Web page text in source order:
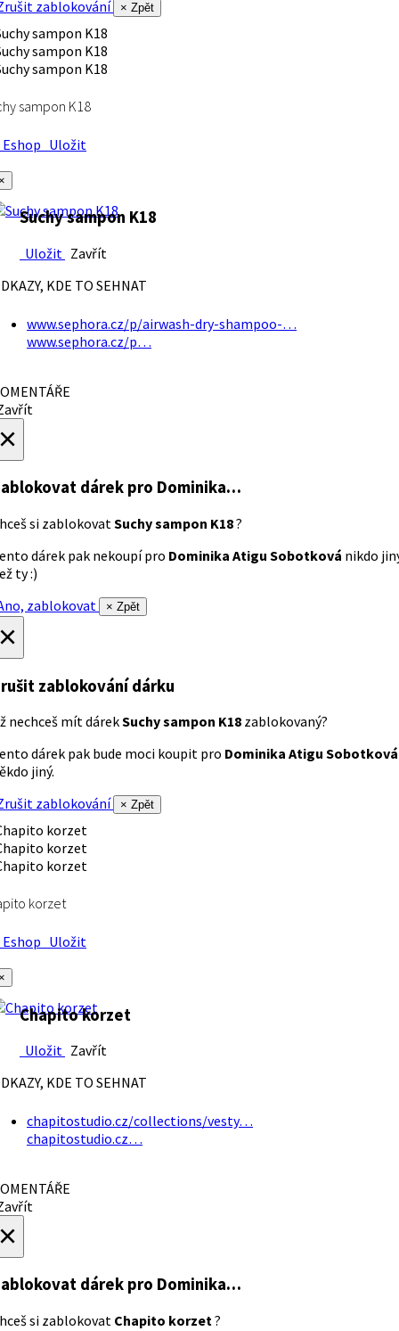
zablokování
× Zpět
sampon K18
Uložit
Suchy sampon K18
Uložit Zavřít
KDE TO SEHNAT
www.sephora.cz/p/airwash-dry-shampoo-…
www.sephora.cz/p…
dárek pro Dominika…
si zablokovatSuchy sampon K18?
dárek pak nekoupí pro Dominika Atigu Sobotková nikdo
ty :)
zablokovat
× Zpět
zablokování dárku
nechceš mít dárekSuchy sampon K18 zablokovaný?
dárek pak bude moci koupit pro Dominika Atigu Sobotková
jiný.
zablokování
× Zpět
korzet
Uložit
Chapito korzet
Uložit Zavřít
KDE TO SEHNAT
chapitostudio.cz/collections/vesty…
chapitostudio.cz…
dárek pro Dominika…
si zablokovat Chapito korzet?